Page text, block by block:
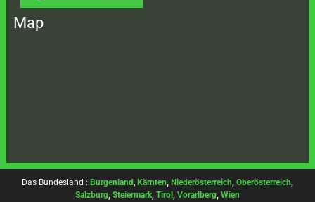
Map
Das Bundesland : Burgenland, Kärnten, Niederösterreich, Oberösterreich,
Salzburg, Steiermark, Tirol , Vorarlberg, Wien